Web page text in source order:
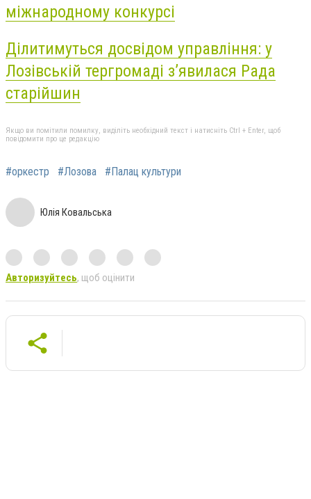
міжнародному конкурсі
Ділитимуться досвідом управління: у
Лозівській тергромаді з’явилася Рада
старійшин
Якщо ви помітили помилку, виділіть необхідний текст і натисніть Ctrl + Enter, щоб
повідомити про це редакцію
#оркестр #Лозова #Палац культури
Юлія Ковальська
Авторизуйтесь, щоб оцінити